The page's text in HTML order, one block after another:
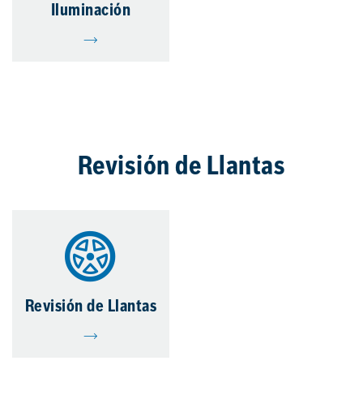
Iluminación
Revisión de Llantas
Revisión de Llantas